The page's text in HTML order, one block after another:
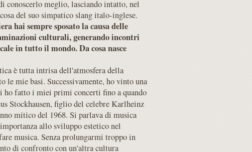
conoscerlo meglio, lasciando intatto, nel
del suo simpatico slang italo-inglese.
hai sempre sposato la causa delle
culturali, generando incontri
in tutto il mondo. Da cosa nasce
è tutta intrisa dell'atmosfera della
le mie basi. Successivamente, ho vinto una
ho fatto i miei primi concerti fino a quando
Stockhausen, figlio del celebre Karlheinz
mitico del 1968. Si parlava di musica
allo sviluppo estetico nel
musica. Senza prolungarmi troppo in
di confronto con un'altra cultura